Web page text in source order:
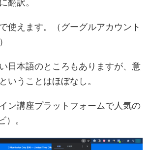
翻訳。
使えます。（グーグルアカウント
日本語のところもありますが、意
いうことはほぼなし。
ン講座プラットフォームで人気の
）。